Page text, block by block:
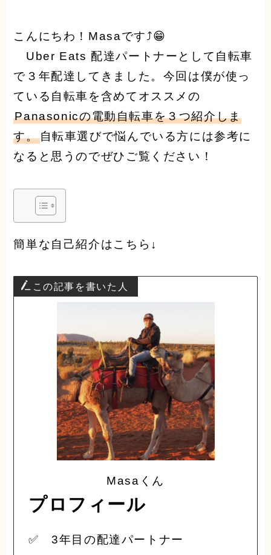
こんにちわ！Masaです⤴︎😁
Uber Eats 配達パートナーとして自転車
で３年配達してきました。今回は僕が使っ
ている自転車を含めてオススメの
Panasonicの電動自転車を３つ紹介しま
す。自転車選びで悩んでいる方には参考に
なると思うのでぜひご覧ください！
簡単な自己紹介はこちら↓
この記事を書いた人
Masaくん
プロフィール
✅ 3年目の配達パートナー